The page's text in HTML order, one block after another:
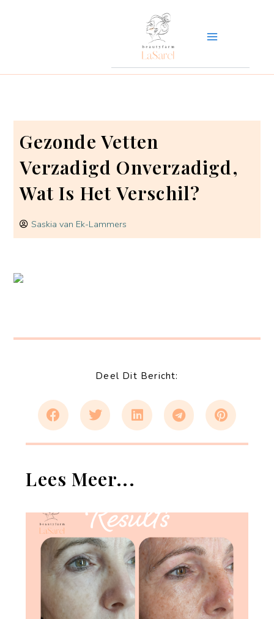
Gezonde Vetten
Verzadigd Onverzadigd,
Wat Is Het Verschil?
Saskia van Ek-Lammers
Deel Dit Bericht:
Lees Meer...